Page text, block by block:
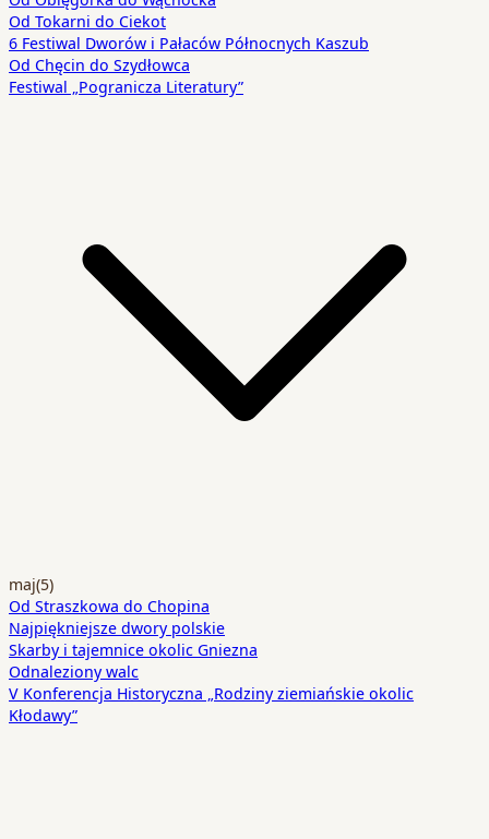
Od Tokarni do Ciekot
6 Festiwal Dworów i Pałaców Północnych Kaszub
Od Chęcin do Szydłowca
Festiwal „Pogranicza Literatury”
maj(5)
Od Straszkowa do Chopina
Najpiękniejsze dwory polskie
Skarby i tajemnice okolic Gniezna
Odnaleziony walc
V Konferencja Historyczna „Rodziny ziemiańskie okolic
Kłodawy”